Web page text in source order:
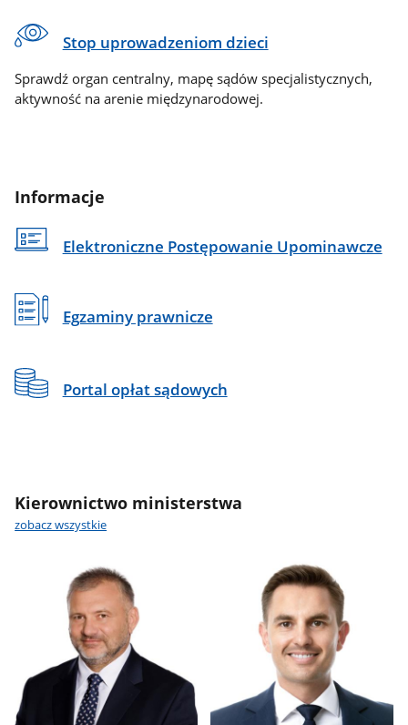
Stop uprowadzeniom dzieci
Sprawdź organ centralny, mapę sądów specjalistycznych,
aktywność na arenie międzynarodowej.
Informacje
Elektroniczne Postępowanie Upominawcze
Egzaminy prawnicze
Portal opłat sądowych
Kierownictwo ministerstwa
zobacz wszystkie